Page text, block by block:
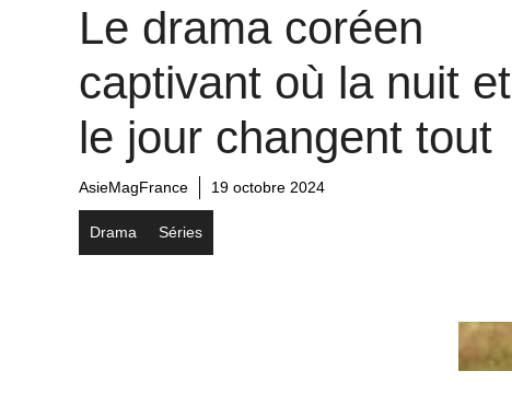
Le drama coréen
captivant où la nuit et
le jour changent tout
AsieMagFrance 19 octobre 2024
Drama Séries